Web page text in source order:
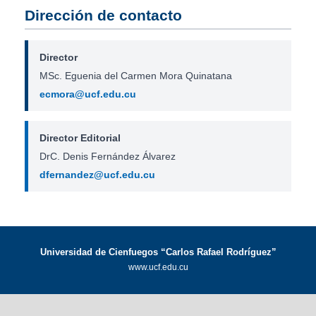
Dirección de contacto
Director
MSc. Eguenia del Carmen Mora Quinatana
ecmora@ucf.edu.cu
Director Editorial
DrC. Denis Fernández Álvarez
dfernandez@ucf.edu.cu
Universidad de Cienfuegos “Carlos Rafael Rodríguez”
www.ucf.edu.cu